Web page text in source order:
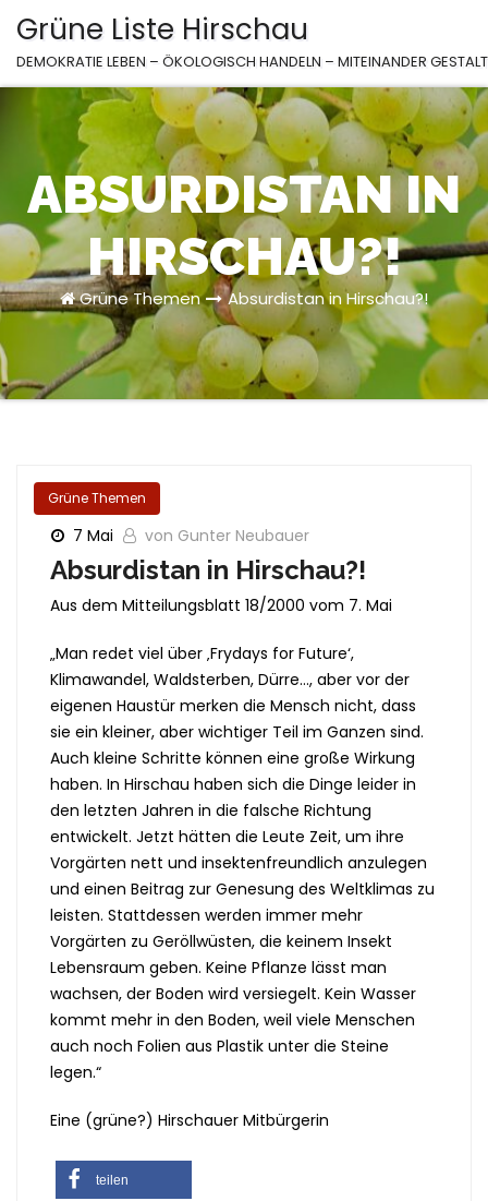
Inhalt
springen
Grüne Liste Hirschau
DEMOKRATIE LEBEN – ÖKOLOGISCH HANDELN – MITEINANDER
ABSURDISTAN IN
HIRSCHAU?!
Grüne Themen Absurdistan in Hirschau?!
Grüne Themen
7 Mai von Gunter Neubauer
Absurdistan in Hirschau?!
Aus dem Mitteilungsblatt 18/2000 vom 7. Mai
„Man redet viel über ‚Frydays for Future‘,
Klimawandel, Waldsterben, Dürre…, aber vor der
eigenen Haustür merken die Mensch nicht, dass
sie ein kleiner, aber wichtiger Teil im Ganzen sind.
Auch kleine Schritte können eine große Wirkung
haben. In Hirschau haben sich die Dinge leider in
den letzten Jahren in die falsche Richtung
entwickelt. Jetzt hätten die Leute Zeit, um ihre
Vorgärten nett und insektenfreundlich anzulegen
und einen Beitrag zur Genesung des Weltklimas zu
leisten. Stattdessen werden immer mehr
Vorgärten zu Geröllwüsten, die keinem Insekt
Lebensraum geben. Keine Pflanze lässt man
wachsen, der Boden wird versiegelt. Kein Wasser
kommt mehr in den Boden, weil viele Menschen
auch noch Folien aus Plastik unter die Steine
legen.“
Eine (grüne?) Hirschauer Mitbürgerin
teilen